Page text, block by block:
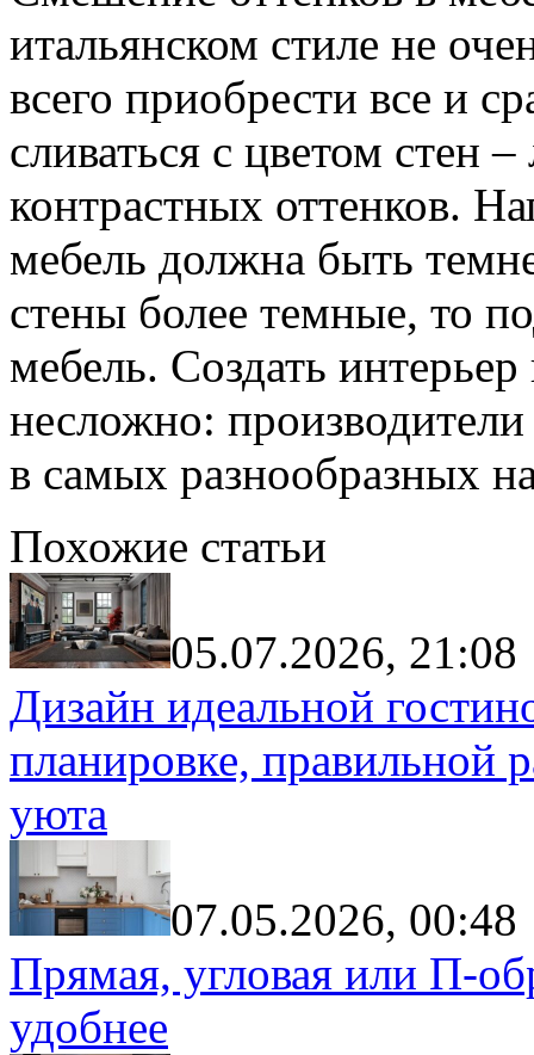
итальянском стиле не
всего приобрести все и
сливаться с цветом стен
контрастных оттенков.
мебель должна быть
стены более темные, то
мебель. Создать интерьер
несложно:
в самых разнообразных
Похожие статьи
05.07.2026, 21:08
Дизайн идеальной
планировке, правильной
уюта
07.05.2026, 00:48
Прямая, угловая или П-
удобнее